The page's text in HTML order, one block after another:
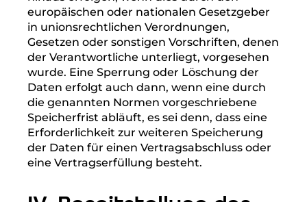
Ist die Verarbeitung zur Wahrung eines
berechtigten Interesses unseres
Unternehmens oder eines Dritten
erforderlich und überwiegen die Interessen,
Grundrechte und Grundfreiheiten des
Betroffenen das erstgenannte Interesse
nicht, so dient Art. 6 Abs. 1 lit. f DSGVO als
Rechtsgrundlage für die Verarbeitung.
3. Datenlöschung und Speicherdauer
Die personenbezogenen Daten der
betroffenen Person werden gelöscht oder
entfällt. Eine Speicherung kann darüber